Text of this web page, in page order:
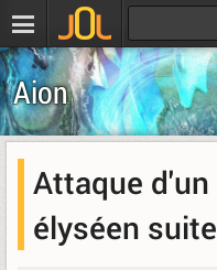
Aion
Attaque
élyséen